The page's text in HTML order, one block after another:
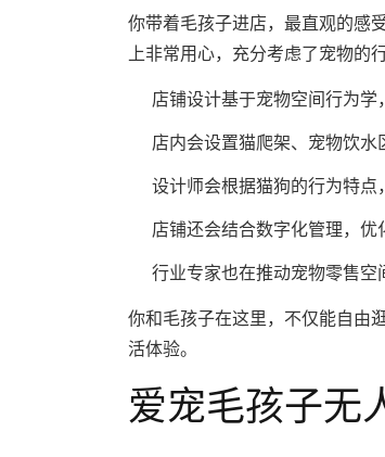
你带着毛孩子进店，最直观的感
上非常用心，充分考虑了宠物的
店铺设计基于宠物空间行为学
店内会设置猫爬架、宠物饮水
设计师会根据猫狗的行为特点
店铺还会结合数字化管理，优
行业专家也在推动宠物零售空
你和毛孩子在这里，不仅能自由
活体验。
爱宠毛孩子无